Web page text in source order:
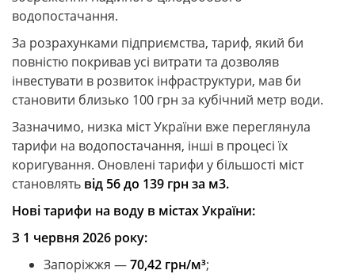
водопостачання.
За розрахунками підприємства, тариф, який би
повністю покривав усі витрати та дозволяв
інвестувати в розвиток інфраструктури, мав би
становити близько 100 грн за кубічний метр води.
Зазначимо, низка міст України вже переглянула
тарифи на водопостачання, інші в процесі їх
коригування. Оновлені тарифи у більшості міст
становлять від 56 до 139 грн за м3.
Нові тарифи на воду в містах України:
З 1 червня 2026 року:
Запоріжжя —70,42 грн/м³;